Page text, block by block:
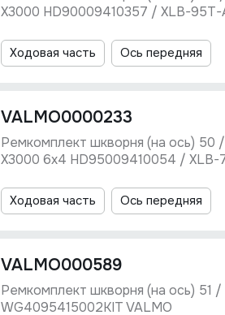
X3000 HD90009410357 / XLB-95T-
Ходовая часть Ось передняя
VALMO0000233
Ремкомплект шкворня (на ось) 50
X3000 6х4 HD95009410054 / XLB-
Ходовая часть Ось передняя
VALMO000589
Ремкомплект шкворня (на ось) 51
WG4095415002KIT VALMO